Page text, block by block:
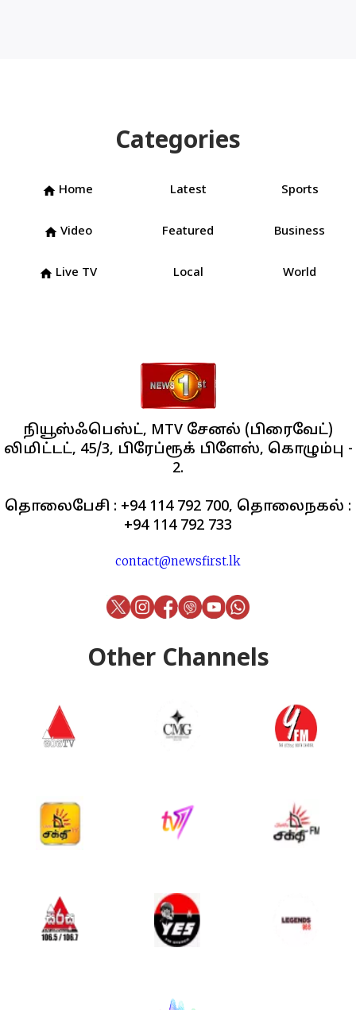
நியூஸ்ஃபெஸ்ட், MTV சேனல் (பிரைவேட்)
லிமிட்டட், 45/3, பிரேப்ரூக் பிளேஸ், கொழும்பு -
2.
தொலைபேசி : +94 114 792 700, தொலைநகல் :
+94 114 792 733
contact@newsfirst.lk
Categories
home Home Latest Sports
home Video Featured Business
home Live TV Local World
Other Channels